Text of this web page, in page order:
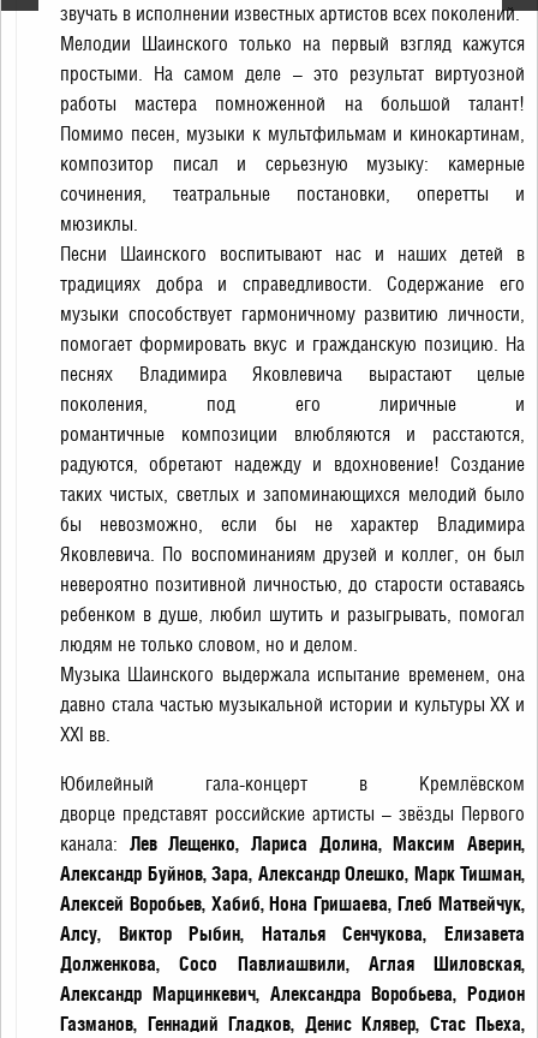
звучать в исполнении известных артистов всех поколений.
Мелодии Шаинского только на первый взгляд кажутся
простыми. На самом деле – это результат виртуозной
работы мастера помноженной на большой талант!
Помимо песен, музыки к мультфильмам и кинокартинам,
композитор писал и серьезную музыку: камерные
сочинения, театральные постановки, оперетты и
мюзиклы.
Песни Шаинского воспитывают нас и наших детей в
традициях добра и справедливости. Содержание его
музыки способствует гармоничному развитию личности,
помогает формировать вкус и гражданскую позицию. На
песнях Владимира Яковлевича вырастают целые
поколения, под его лиричные и
романтичные композиции влюбляются и расстаются,
радуются, обретают надежду и вдохновение! Создание
таких чистых, светлых и запоминающихся мелодий было
бы невозможно, если бы не характер Владимира
Яковлевича. По воспоминаниям друзей и коллег, он был
невероятно позитивной личностью, до старости оставаясь
ребенком в душе, любил шутить и разыгрывать, помогал
людям не только словом, но и делом.
Музыка Шаинского выдержала испытание временем, она
давно стала частью музыкальной истории и культуры XX и
XXI вв.
Юбилейный гала-концерт в Кремлёвском
дворце представят российские артисты – звёзды Первого
канала: Лев Лещенко, Лариса Долина, Максим Аверин,
Александр Буйнов, Зара, Александр Олешко, Марк Тишман,
Алексей Воробьев, Хабиб, Нона Гришаева, Глеб Матвейчук,
Алсу, Виктор Рыбин, Наталья Сенчукова, Елизавета
Долженкова, Сосо Павлиашвили, Аглая Шиловская,
Александр Марцинкевич, Александра Воробьева, Родион
Газманов, Геннадий Гладков, Денис Клявер, Стас Пьеха,